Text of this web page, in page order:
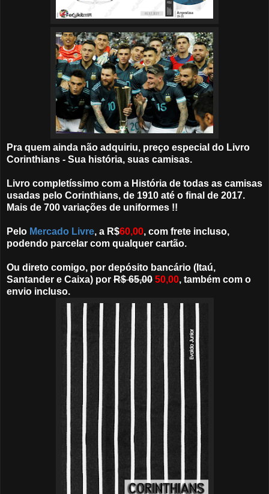
Pra quem ainda não adquiriu, preço especial do Livro
Corinthians - Sua história, suas camisas.
Livro completíssimo com a História de todas as camisas
usadas pelo Corinthians, de 1910 até o final de 2017.
Mais de 700 variações de uniformes !!
Pelo Mercado Livre, a R$60,00, com frete incluso,
podendo parcelar com qualquer cartão.
Ou direto comigo, por depósito bancário (Itaú,
Santander e Caixa) por R$ 65,00 50,00, também com o
envio incluso.